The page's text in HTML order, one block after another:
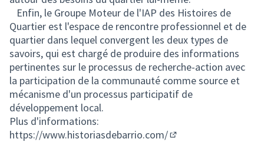
Enfin, le Groupe Moteur de l'IAP des Histoires de
Quartier est l'espace de rencontre professionnel et de
quartier dans lequel convergent les deux types de
savoirs, qui est chargé de produire des informations
pertinentes sur le processus de recherche-action avec
la participation de la communauté comme source et
mécanisme d'un processus participatif de
développement local.
Plus d'informations:
https://www.historiasdebarrio.com/